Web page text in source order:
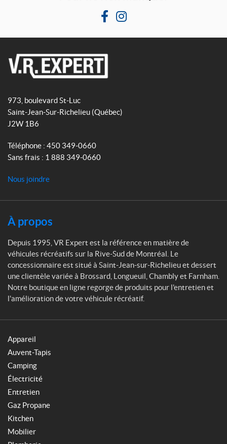
F
e
I
R
E
x
p
e
r
t
973, boulevard St-Luc
Saint-Jean-Sur-Richelieu (Québec)
J2W 1B6
Téléphone : 450 349-0660
Sans frais : 1 888 349-0660
Nous joindre
À propos
Depuis 1995, VR Expert est la référence en matière de
véhicules récréatifs sur la Rive-Sud de Montréal. Le
concessionnaire est situé à Saint-Jean-sur-Richelieu et dessert
une clientèle variée à Brossard, Longueuil, Chambly et Farnham.
Notre boutique en ligne regorge de produits pour l'entretien et
l'amélioration de votre véhicule récréatif.
Appareil
Auvent-Tapis
Camping
Électricité
Entretien
Gaz Propane
Kitchen
Mobilier